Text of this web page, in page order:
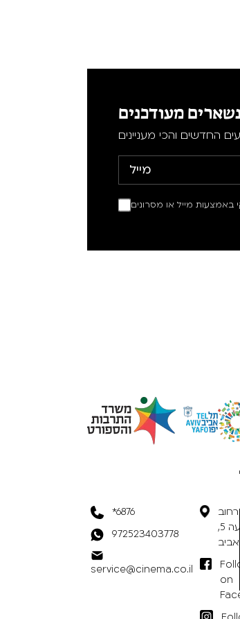
נשארים מעודכנים
החדשים והכי מעניינים
באמצעות מייל או מסרונים
*6876
972523403778
service@cinema.co.il
רחוב
הארבעה 5,
on